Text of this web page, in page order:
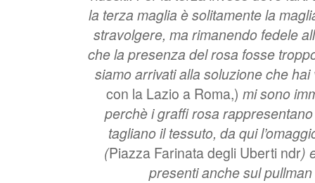
la terza maglia è solitamente la
stravolgere, ma rimanendo fedele
che la presenza del rosa fosse
siamo arrivati alla soluzione che hai
con la Lazio a Roma,) mi sono
perchè i graffi rosa
tagliano il tessuto, da qui
(Piazza Farinata degli Uberti ndr)
presenti anche sul